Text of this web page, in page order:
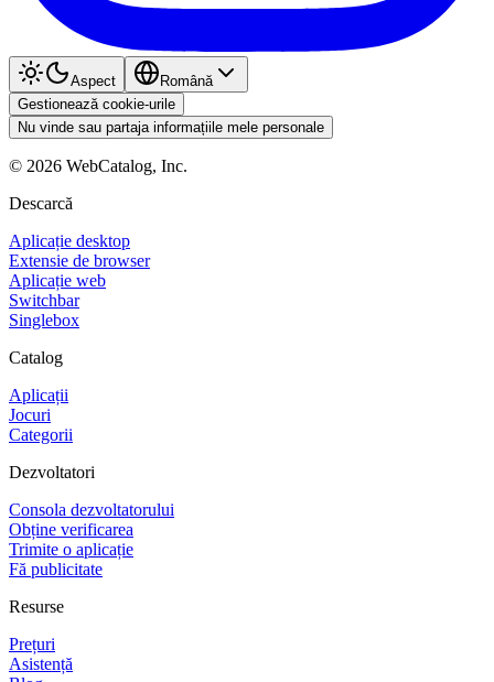
Aspect
Română
Gestionează cookie-urile
Nu vinde sau partaja informațiile mele personale
© 2026 WebCatalog, Inc.
Descarcă
Aplicație desktop
Extensie de browser
Aplicație web
Switchbar
Singlebox
Catalog
Aplicații
Jocuri
Categorii
Dezvoltatori
Consola dezvoltatorului
Obține verificarea
Trimite o aplicație
Fă publicitate
Resurse
Prețuri
Asistență